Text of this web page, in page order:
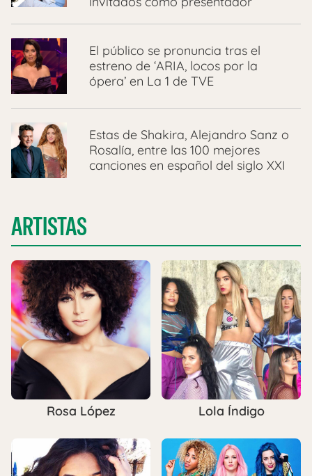
El público se pronuncia tras el
estreno de ‘ARIA, locos por la
ópera’ en La 1 de TVE
Estas de Shakira, Alejandro Sanz o
Rosalía, entre las 100 mejores
canciones en español del siglo XXI
ARTISTAS
Rosa López Lola Índigo